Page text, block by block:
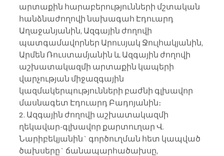
արտաքին հարաբերությունների մշտական
հանձնաժողովի նախագահ Էդուարդ
Աղաջանյանին, Ազգային ժողովի
պատգամավորներ Արուսյակ Ջուլհակյանին,
Արմեն Ռուստամյանին և Ազգային ժողովի
աշխատակազմի արտաքին կապերի
վարչության միջազգային
կազմակերպությունների բաժնի գլխավոր
մասնագետ Էդուարդ Բադոյանին։
2. Ազգային ժողովի աշխատակազմի
ղեկավար-գլխավոր քարտուղար Վ.
Նարիբեկյանին` գործուղման հետ կապված
ծախսերը` ճանապարհածախսը,